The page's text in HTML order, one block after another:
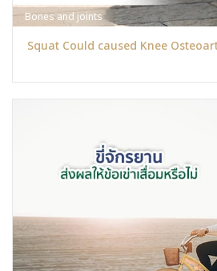
Bones and joints
Squat Could caused Knee